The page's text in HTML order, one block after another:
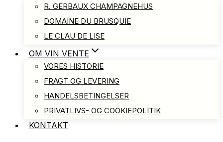
R. GERBAUX CHAMPAGNEHUS
DOMAINE DU BRUSQUIE
LE CLAU DE LISE
OM VIN VENTE
VORES HISTORIE
FRAGT OG LEVERING
HANDELSBETINGELSER
PRIVATLIVS- OG COOKIEPOLITIK
KONTAKT